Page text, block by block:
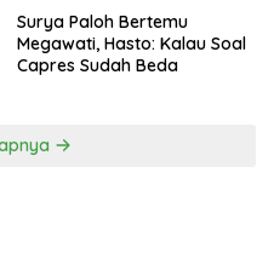
Surya Paloh Bertemu
Megawati, Hasto: Kalau Soal
Capres Sudah Beda